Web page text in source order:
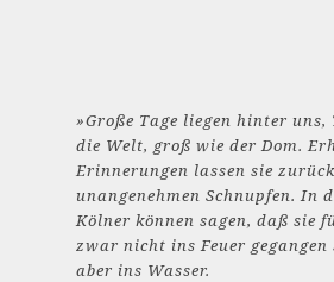
»Große Tage liegen hinter uns,
die Welt, groß wie der Dom.
Erinnerungen lassen sie
unangenehmen Schnupfen. In
Kölner können sagen, daß sie
zwar nicht ins Feuer
aber ins Wasser.